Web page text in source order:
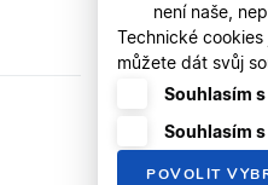
není naše,
Technické
můžete dát svůj
Souhlasím
Souhlasím
POVOLIT